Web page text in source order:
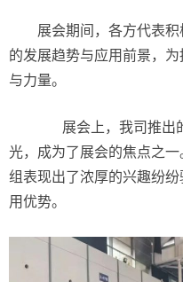
展会期间，各方代表
的发展趋势与应用前景，
与力量。
展会上，我司推出
光，成为了展会的焦点之
组表现出了浓厚的兴趣纷
用优势。